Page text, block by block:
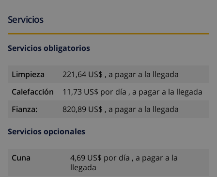
Servicios
Servicios obligatorios
Limpieza
221,64 US$ , a pagar a la llegada
Calefacción
11,73 US$ por día , a pagar a la llegada
Fianza:
820,89 US$ , a pagar a la llegada
Servicios opcionales
Cuna
4,69 US$ por día , a pagar a la
llegada